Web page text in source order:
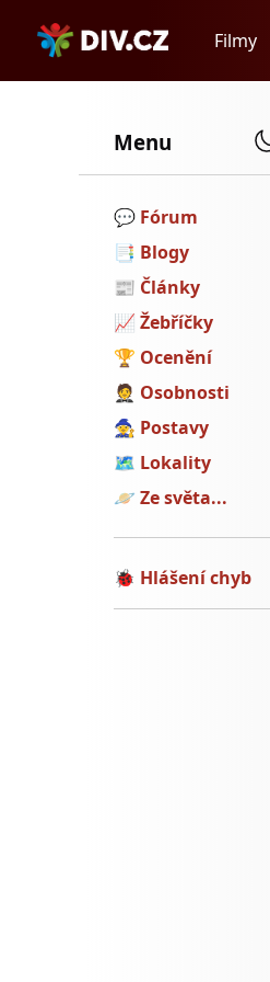
Filmy
Menu
💬️ Fórum
📑 Blogy
📰 Články
📈 Žebříčky
🏆 Ocenění
🤵 Osobnosti
🧙 Postavy
🗺 Lokality
🪐 Ze světa...
🐞 Hlášení chyb